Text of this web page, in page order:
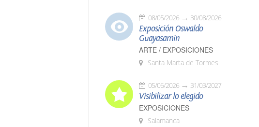
08/05/2026 30/08/2026
Exposición Oswaldo
Guayasamín
ARTE / EXPOSICIONES
Santa Marta de Tormes
05/06/2026 31/03/2027
Visibilizar lo elegido
EXPOSICIONES
Salamanca